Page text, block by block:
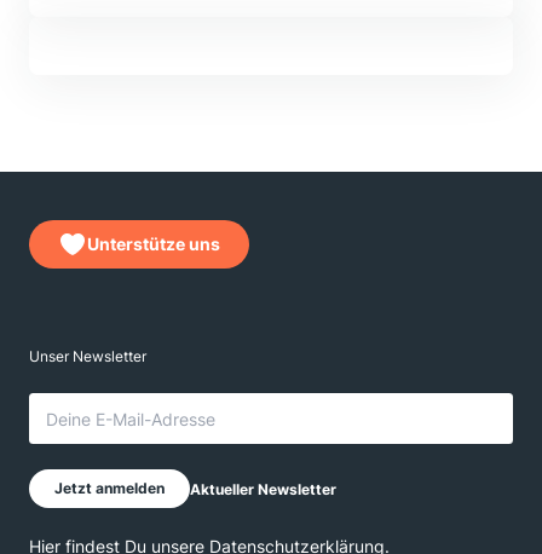
Unterstütze uns